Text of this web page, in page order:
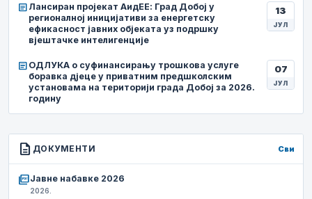
article Лансиран пројекат АидЕЕ: Град Добој у
регионалној иницијативи за енергетску
ефикасност јавних објеката уз подршку
вјештачке интелигенције
13
ЈУЛ
article ОДЛУКА о суфинансирању трошкова услуге
боравка дјеце у приватним предшколским
установама на територији града Добој за 2026.
годину
07
ЈУЛ
description ДОКУМЕНТИ Сви
picture_as_pdfЈавне набавке 2026
2026.